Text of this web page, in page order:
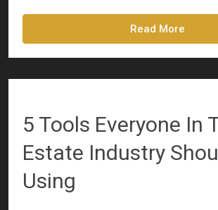
Read More
5 Tools Everyone In
Estate Industry
Using